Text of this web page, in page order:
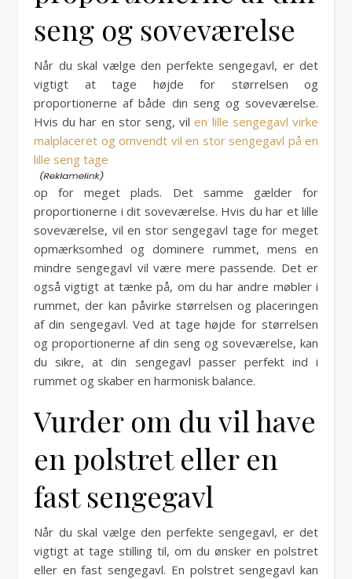
seng og soveværelse
Når du skal vælge den perfekte sengegavl, er det
vigtigt at tage højde for størrelsen og
proportionerne af både din seng og soveværelse.
Hvis du har en stor seng, vilen lille sengegavl virke
malplaceret og omvendt vil en stor sengegavl på en
lille seng tage
op for meget plads. Det samme gælder for
proportionerne i dit soveværelse. Hvis du har et lille
soveværelse, vil en stor sengegavl tage for meget
opmærksomhed og dominere rummet, mens en
mindre sengegavl vil være mere passende. Det er
også vigtigt at tænke på, om du har andre møbler i
rummet, der kan påvirke størrelsen og placeringen
af din sengegavl. Ved at tage højde for størrelsen
og proportionerne af din seng og soveværelse, kan
du sikre, at din sengegavl passer perfekt ind i
rummet og skaber en harmonisk balance.
Vurder om du vil have
en polstret eller en
fast sengegavl
Når du skal vælge den perfekte sengegavl, er det
vigtigt at tage stilling til, om du ønsker en polstret
eller en fast sengegavl. En polstret sengegavl kan